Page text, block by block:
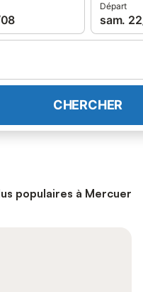
Départ
sam.
CHERCHER
populaires à Mercuer